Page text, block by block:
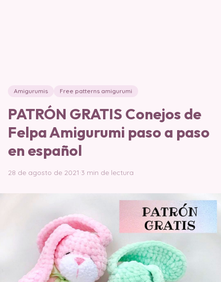
Amigurumis Free patterns amigurumi
PATRÓN GRATIS Conejos de
Felpa Amigurumi paso a paso
en español
28 de agosto de 2021·3 min de lectura